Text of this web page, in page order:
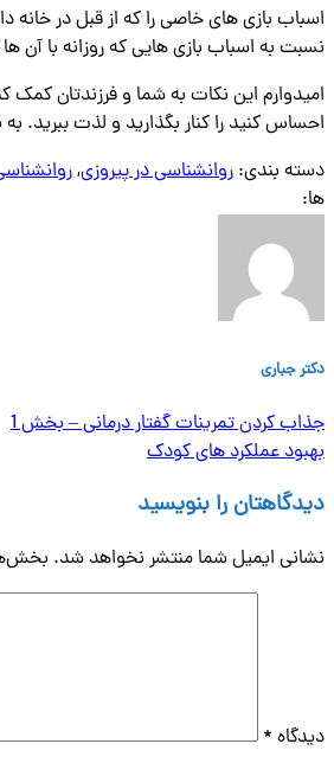
اسباب ‌بازی ‌های خاصی را که از قبل در خانه
نسبت به اسباب ‌بازی‌ هایی که روزانه با
امیدوارم این نکات به شما و فرزندتان
احساس کنید را کنار بگذارید و لذت
دسته بندی: روانشناسی در پیروزی,
ها:
دکتر جباری
جذاب کردن تمرینات گفتار درمانی – بخش 1
بهبود عملکرد های کودک
دیدگاهتان را بنویسید
نشانی ایمیل شما منتشر نخواهد شد.
دیدگاه *